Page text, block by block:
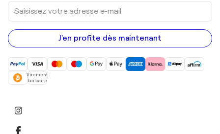
Saisissez
votre
adresse
e-
mail
J'en profite dès maintenant
Virement
bancaire